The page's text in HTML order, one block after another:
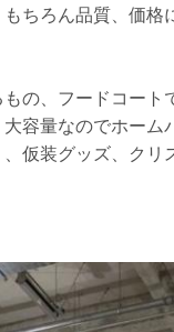
ちろん品質、価格
の、フードコート
容量なのでホーム
仮装グッズ、クリ